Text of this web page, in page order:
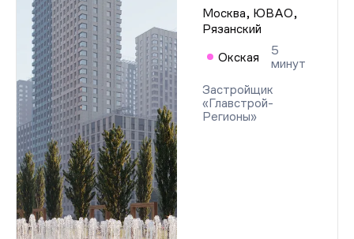
Москва, ЮВАО,
Рязанский
Окская
5
минут
Застройщик
«Главстрой-
Регионы»